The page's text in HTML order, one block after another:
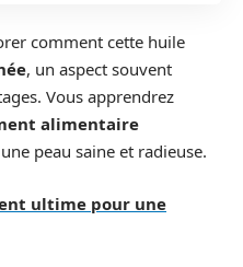
comment cette huile
, un aspect souvent
Vous apprendrez
alimentaire
peau saine et radieuse.
ultime pour une